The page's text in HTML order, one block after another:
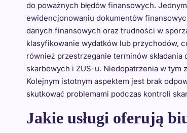
do poważnych błędów finansowych.
ewidencjonowaniu dokumentów
danych finansowych oraz trudności w
klasyfikowanie wydatków lub przychodów,
również przestrzeganie terminów
skarbowych i ZUS-u. Niedopatrzenia w tym
Kolejnym istotnym aspektem jest brak
skutkować problemami podczas kontroli
Jakie usługi oferują